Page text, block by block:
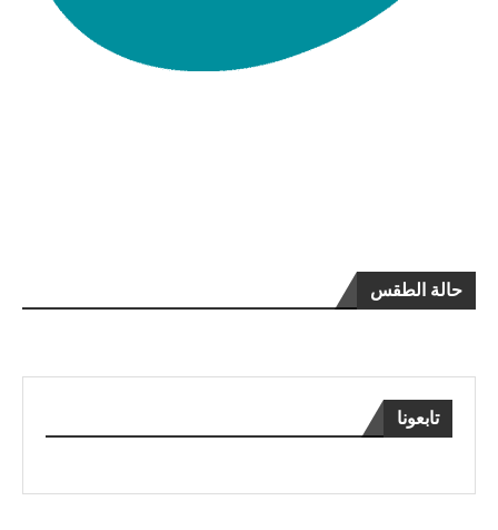
حالة الطقس
تابعونا